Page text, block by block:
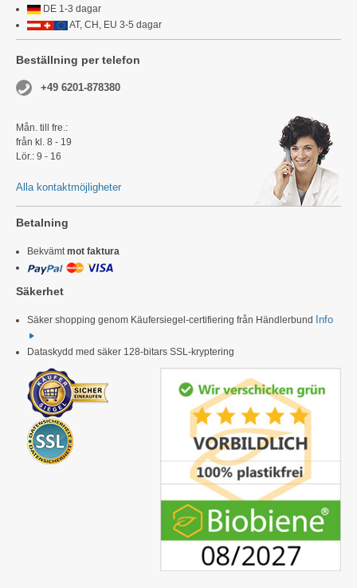
DE 1-3 dagar
AT, CH, EU 3-5 dagar
Beställning per telefon
+49 6201-878380
Mån. till fre.:
från kl. 8 - 19
Lör.: 9 - 16
Alla kontaktmöjligheter
Betalning
Bekvämtmot faktura
Säkerhet
Säker shopping genom Käufersiegel-certifiering från Händlerbund Info
Dataskydd med säker 128-bitars SSL-kryptering